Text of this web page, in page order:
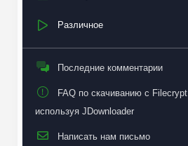
Различное
Последние комментарии
FAQ по скачиванию с Filecrypt
используя JDownloader
Написать нам письмо